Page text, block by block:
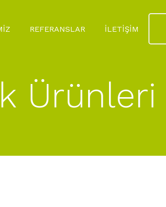
REFERANSLAR İLETİŞİM
Ürünleri